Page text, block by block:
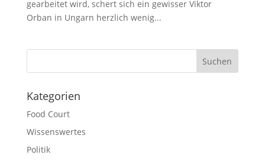
gearbeitet wird, schert sich ein gewisser Viktor
Orban in Ungarn herzlich wenig...
Suchen
Kategorien
Food Court
Wissenswertes
Politik